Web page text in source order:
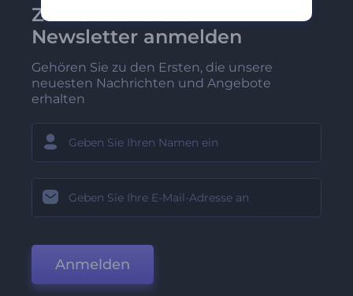
Zu Renderforest-
Newsletter anmelden
Gehören Sie zu den Ersten, die unsere
neuesten Nachrichten und Angebote
erhalten
Anmelden